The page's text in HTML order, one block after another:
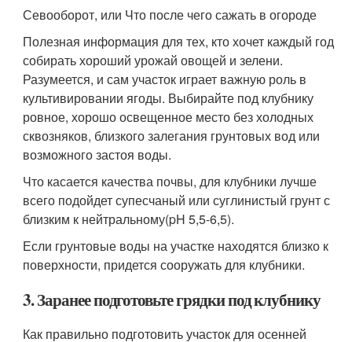
Севооборот, или Что после чего сажать в огороде
Полезная информация для тех, кто хочет каждый год
собирать хороший урожай овощей и зелени.
Разумеется, и сам участок играет важную роль в
культивировании ягоды. Выбирайте под клубнику
ровное, хорошо освещенное место без холодных
сквозняков, близкого залегания грунтовых вод или
возможного застоя воды.
Что касается качества почвы, для клубники лучше
всего подойдет супесчаный или суглинистый грунт с
близким к нейтральному(pH 5,5-6,5).
Если грунтовые воды на участке находятся близко к
поверхности, придется сооружать для клубники.
3. Заранее подготовьте грядки под клубнику
Как правильно подготовить участок для осенней